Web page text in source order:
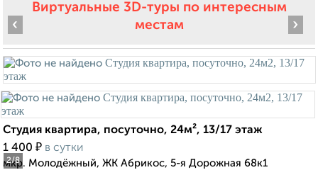
Виртуальные 3D-туры по интересным
местам
2/8
‹ ›
Студия квартира, посуточно, 24м², 13/17 этаж
1 400 ₽ в сутки
мкр. Молодёжный, ЖК Абрикос, 5-я Дорожная 68к1